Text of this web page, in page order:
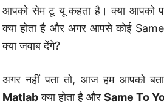
आपको सेम टू यू कहता है। क्या आपको
क्या होता है और अगर आपसे कोई
क्या जवाब देंगे?
अगर नहीं पता तो, आज हम आपको
Matlabक्या होता है और Same To